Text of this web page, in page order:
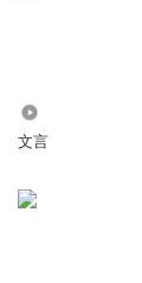
文言